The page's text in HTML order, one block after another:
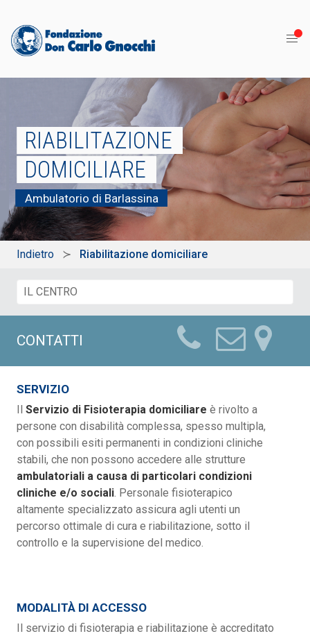
RIABILITAZIONE
DOMICILIARE
Ambulatorio di Barlassina
Indietro Riabilitazione domiciliare
CONTATTI
SERVIZIO
Il Servizio di Fisioterapia domiciliare è rivolto a
persone con disabilità complessa, spesso multipla,
con possibili esiti permanenti in condizioni cliniche
stabili, che non possono accedere alle strutture
ambulatoriali a causa di particolari condizioni
cliniche e/o sociali . Personale fisioterapico
altamente specializzato assicura agli utenti un
percorso ottimale di cura e riabilitazione, sotto il
controllo e la supervisione del medico.
MODALITÀ DI ACCESSO
Il servizio di fisioterapia e riabilitazione è accreditato